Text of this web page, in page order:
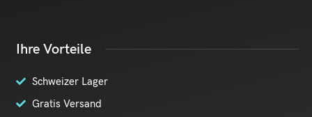
Ihre Vorteile
Schweizer Lager
Gratis Versand